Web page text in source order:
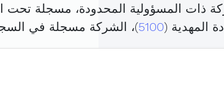
ذات المسؤولية المحدودة، مسجلة تحت
المهدية (5100)، الشركة مسجلة في